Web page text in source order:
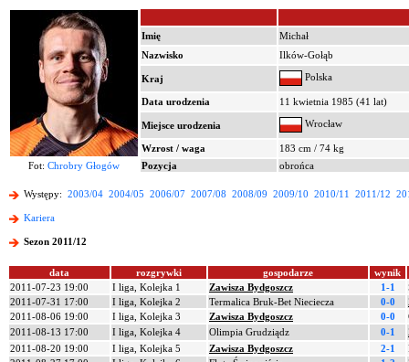
Imię
Michał
Nazwisko
Ilków-Gołąb
Kraj Polska
Data urodzenia 11 kwietnia 1985 (41 lat)
Miejsce urodzenia Wrocław
Wzrost / waga
183 cm / 74 kg
Fot: Chrobry Głogów Pozycja obrońca
Występy: 2003/04 2004/05 2006/07 2007/08 2008/09 2009/10 2010/11 2011/12
Kariera
Sezon 2011/12
data rozgrywki gospodarze
wynik
2011-07-23 19:00
I liga, Kolejka 1 Zawisza Bydgoszcz 1-1
2011-07-31 17:00
I liga, Kolejka 2 Termalica Bruk-Bet Nieciecza 0-0
2011-08-06 19:00
I liga, Kolejka 3 Zawisza Bydgoszcz 0-0
2011-08-13 17:00
I liga, Kolejka 4 Olimpia Grudziądz 0-1
2011-08-20 19:00
I liga, Kolejka 5 Zawisza Bydgoszcz 2-1